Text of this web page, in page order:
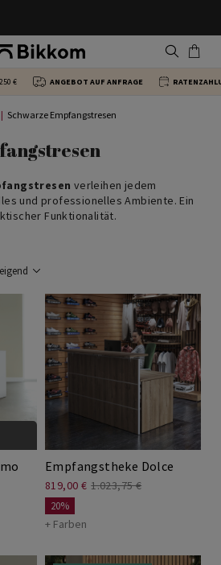
€ ANGEBOT AUF ANFRAGE
Schwarze Empfangstresen
verleihen jedem
und professionelles Ambiente. Ein
Funktionalität.
Empfangstheke Dolce
819,00 € 1.023,75 €
20%
+ Farben
Schreibtischstühle
fürs Büro
und Modultische
Schreibtische
Couchtische